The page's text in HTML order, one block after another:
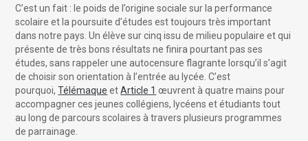
C’est un fait : le poids de l’origine sociale sur la performance
scolaire et la poursuite d’études est toujours très important
dans notre pays. Un élève sur cinq issu de milieu populaire et qui
présente de très bons résultats ne finira pourtant pas ses
études, sans rappeler une autocensure flagrante lorsqu’il s’agit
de choisir son orientation à l’entrée au lycée. C’est
pourquoi, Télémaque etArticle 1 œuvrent à quatre mains pour
accompagner ces jeunes collégiens, lycéens et étudiants tout
au long de parcours scolaires à travers plusieurs programmes
de parrainage.